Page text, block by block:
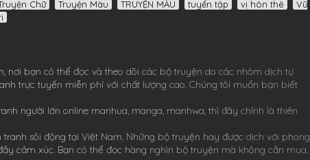
Chữ Truyện Màu TRUYỆN MÀU tuyển tập vị hôn thê
Vũ
bạn có thể đọc và theo dõi các bộ truyện do các nhóm dịch tự
trực tuyến miễn phí với chất lượng cao. Chúng tôi muốn bạn biết
người lớn online manhua, manga, manhwa, thì đây chính là thiên
sôi động tại Việt Nam. Những bộ truyện hay được dịch với phong
cảm xúc. Bạn có thể đọc hàng nghìn bộ truyện mà không cần mua,